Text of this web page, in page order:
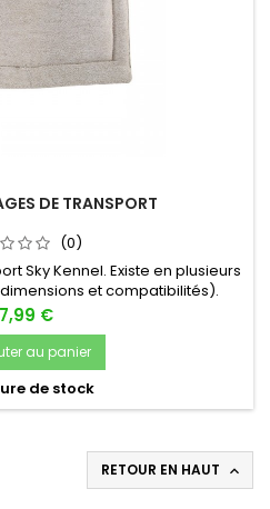
DE TRANSPORT
(0)
Sky Kennel. Existe en plusieurs
et compatibilités).
€
au panier
de stock
RETOUR EN HAUT 